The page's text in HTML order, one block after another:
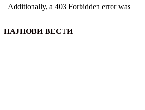
НАЈНОВИ ВЕСТИ